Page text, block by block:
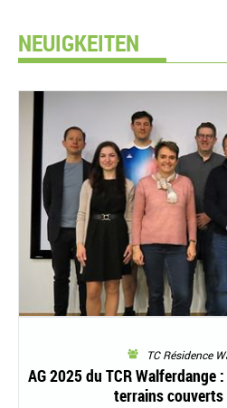
NEUIGKEITEN
TC Résidence
AG 2025 du TCR
terrains